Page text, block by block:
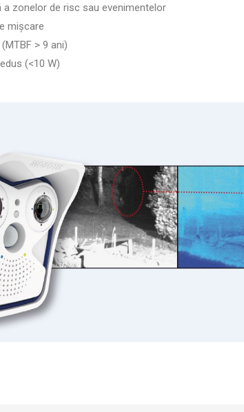
zonelor de risc sau evenimentelor
mișcare
> 9 ani)
(<10 W)